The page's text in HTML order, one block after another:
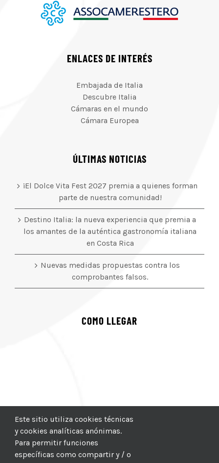
ENLACES DE INTERÉS
Embajada de Italia
Descubre Italia
Cámaras en el mundo
Cámara Europea
ÚLTIMAS NOTICIAS
¡El Dolce Vita Fest 2027 premia a quienes forman
parte de nuestra comunidad!
Destino Italia: la nueva experiencia que premia a
los amantes de la auténtica gastronomía italiana
en Costa Rica
Nuevas medidas propuestas contra los
comprobantes falsos.
COMO LLEGAR
Este sitio utiliza cookies técnicas
y cookies analíticas anónimas.
Para permitir funciones
específicas como compartir y / o